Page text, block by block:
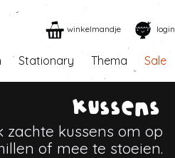
winkelmandje login
Stationary Thema Sale
Kussens
zachte kussens om op
of mee te stoeien.